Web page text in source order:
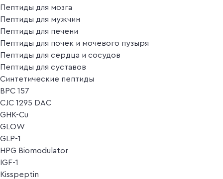
Пептиды для мозга
Пептиды для мужчин
Пептиды для печени
Пептиды для почек и мочевого пузыря
Пептиды для сердца и сосудов
Пептиды для суставов
Синтетические пептиды
BPC 157
CJC 1295 DAC
GHK-Cu
GLOW
GLP-1
HPG Biomodulator
IGF-1
Kisspeptin